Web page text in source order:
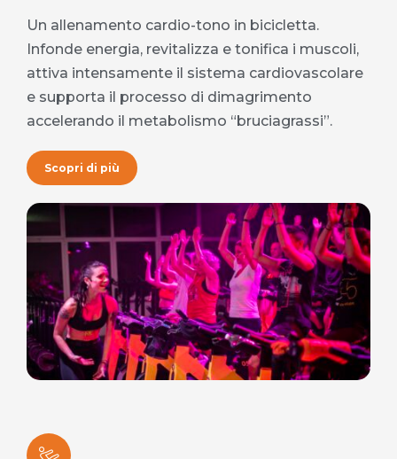
Un allenamento cardio-tono in bicicletta.
Infonde energia, revitalizza e tonifica i muscoli,
attiva intensamente il sistema cardiovascolare
e supporta il processo di dimagrimento
accelerando il metabolismo “bruciagrassi”.
Scopri di più